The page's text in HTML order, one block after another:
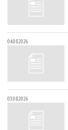
04.08.2026
03.08.2026